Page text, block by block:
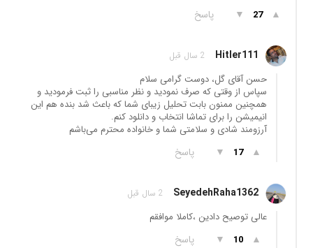
▲
27
▼ پاسخ
Hitler111 2 سال قبل
حسن آقای گل، دوست گرامی سلام
سپاس از وقتی که صرف نمودید و نظر مناسبی را ثبت فرمودید و
همچنین ممنون بابت تحلیل زیبای شما که باعث شد بنده هم این
انیمیشن را برای تماشا انتخاب و دانلود کنم.
آرزومند شادی و سلامتی شما و خانواده محترم می‌باشم
▲
17
▼ پاسخ
SeyedehRaha1362 2 سال قبل
عالی توصیح دادین ،کاملا موافقم
▲
10
▼ پاسخ